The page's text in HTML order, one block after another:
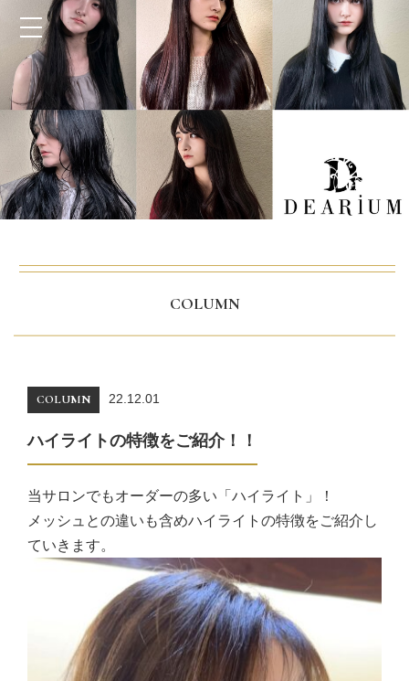
COLUMN
COLUMN 22.12.01
ハイライトの特徴をご紹介！！
当サロンでもオーダーの多い「ハイライト」！
メッシュとの違いも含めハイライトの特徴をご紹介し
ていきます。